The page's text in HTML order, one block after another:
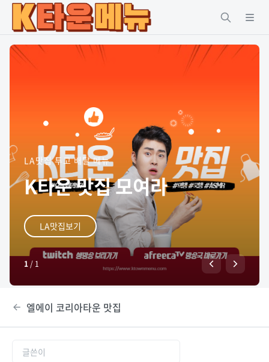
LA맛집 투고 배달 메뉴
K타운 맛집 모여라
LA맛집보기
1/ 1
엘에이 코리아타운 맛집